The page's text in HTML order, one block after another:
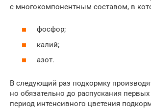
с многокомпонентным составом, в
фосфор;
калий;
азот.
В следующий раз подкормку
но обязательно до распускания
период интенсивного цветения